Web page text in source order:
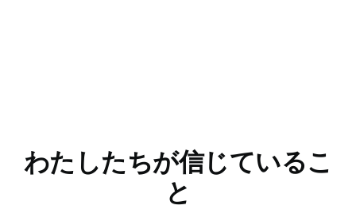
わたしたちが信じているこ
と